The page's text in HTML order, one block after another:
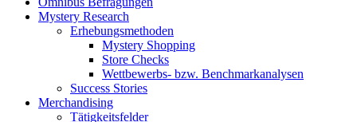
Mystery Research
Erhebungsmethoden
Mystery Shopping
Store Checks
Wettbewerbs- bzw. Benchmarkanalysen
Success Stories
Merchandising
Tätigkeitsfelder